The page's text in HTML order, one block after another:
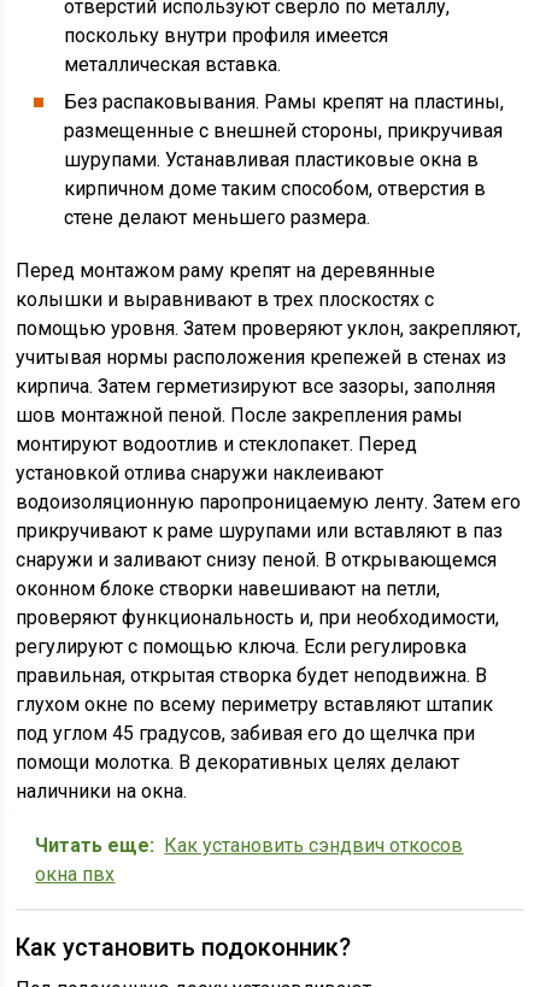
отверстий используют сверло по металлу,
поскольку внутри профиля имеется
металлическая вставка.
Без распаковывания. Рамы крепят на пластины,
размещенные с внешней стороны, прикручивая
шурупами. Устанавливая пластиковые окна в
кирпичном доме таким способом, отверстия в
стене делают меньшего размера.
Перед монтажом раму крепят на деревянные
колышки и выравнивают в трех плоскостях с
помощью уровня. Затем проверяют уклон, закрепляют,
учитывая нормы расположения крепежей в стенах из
кирпича. Затем герметизируют все зазоры, заполняя
шов монтажной пеной. После закрепления рамы
монтируют водоотлив и стеклопакет. Перед
установкой отлива снаружи наклеивают
водоизоляционную паропроницаемую ленту. Затем его
прикручивают к раме шурупами или вставляют в паз
снаружи и заливают снизу пеной. В открывающемся
оконном блоке створки навешивают на петли,
проверяют функциональность и, при необходимости,
регулируют с помощью ключа. Если регулировка
правильная, открытая створка будет неподвижна. В
глухом окне по всему периметру вставляют штапик
под углом 45 градусов, забивая его до щелчка при
помощи молотка. В декоративных целях делают
наличники на окна.
Читать еще: Как установить сэндвич откосов
окна пвх
Как установить подоконник?